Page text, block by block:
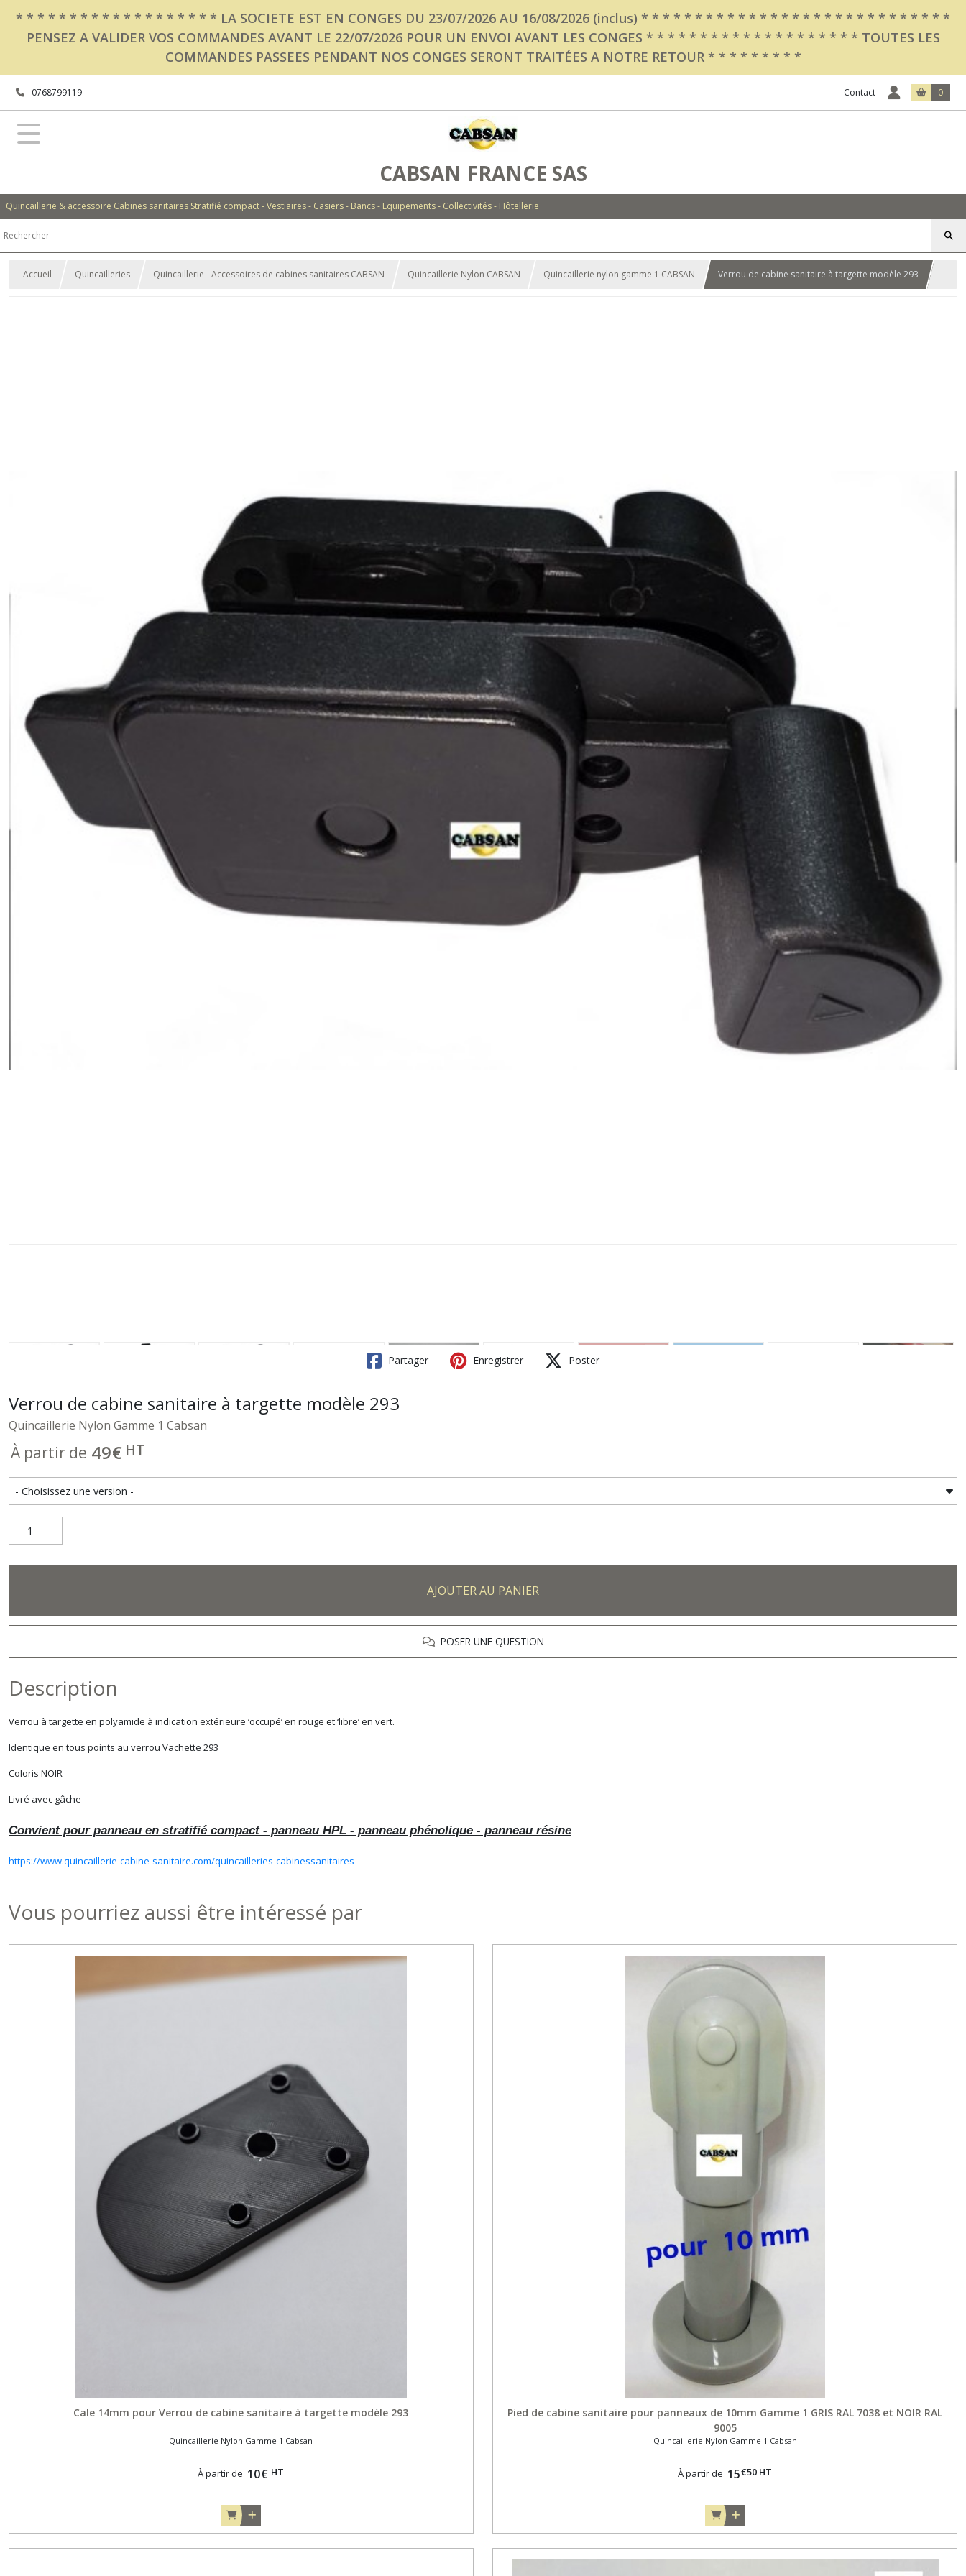
* * * * * * * * * * * * * * * * * * * LA SOCIETE EST EN CONGES DU 23/07/2026 AU 16/08/2026 (inclus) * * * * * * * * * * * * * * * * * * * * * * * * * * * * *
PENSEZ A VALIDER VOS COMMANDES AVANT LE 22/07/2026 POUR UN ENVOI AVANT LES CONGES * * * * * * * * * * * * * * * * * * * * TOUTES LES
COMMANDES PASSEES PENDANT NOS CONGES SERONT TRAITÉES A NOTRE RETOUR * * * * * * * * *
0768799119 Contact 0
CABSAN FRANCE SAS
Quincaillerie & accessoire Cabines sanitaires Stratifié compact - Vestiaires - Casiers - Bancs - Equipements - Collectivités - Hôtellerie
Accueil Quincailleries Quincaillerie - Accessoires de cabines sanitaires CABSAN Quincaillerie Nylon CABSAN Quincaillerie nylon gamme 1 CABSAN Verrou de cabine sanitaire à targette modèle 293
Partager Enregistrer Poster
Verrou de cabine sanitaire à targette modèle 293
Quincaillerie Nylon Gamme 1 Cabsan
À partir de 49€ HT
AJOUTER AU PANIER
POSER UNE QUESTION
Description
Verrou à targette en polyamide à indication extérieure ‘occupé’ en rouge et ‘libre’ en vert.
Identique en tous points au verrou Vachette 293
Coloris NOIR
Livré avec gâche
Convient pour panneau en stratifié compact - panneau HPL - panneau phénolique - panneau résine
https://www.quincaillerie-cabine-sanitaire.com/quincailleries-cabinessanitaires
Vous pourriez aussi être intéressé par
Cale 14mm pour Verrou de cabine sanitaire à targette modèle 293
Quincaillerie Nylon Gamme 1 Cabsan
À partir de 10€ HT
Pied de cabine sanitaire pour panneaux de 10mm Gamme 1 GRIS RAL 7038 et NOIR RAL
9005
Quincaillerie Nylon Gamme 1 Cabsan
À partir de 15€50 HT